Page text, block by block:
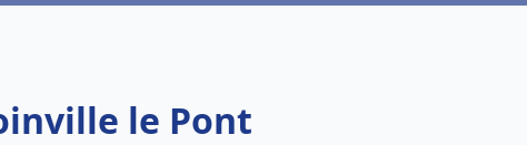
le Pont